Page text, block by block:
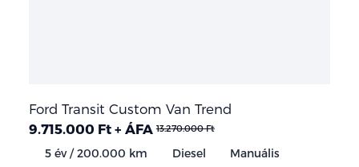
Ford Transit Custom Van Trend
9.715.000 Ft + ÁFA 13.270.000 Ft
5 év / 200.000 km Diesel
Manuális